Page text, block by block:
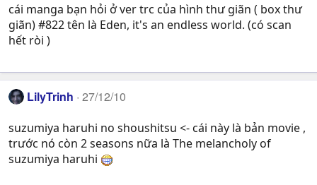
cái manga bạn hỏi ở ver trc của hình thư giãn ( box thư
giãn) #822 tên là Eden, it's an endless world. (có scan
hết ròi )
LilyTrinh 27/12/10
suzumiya haruhi no shoushitsu <- cái này là bản movie ,
trước nó còn 2 seasons nữa là The melancholy of
suzumiya haruhi